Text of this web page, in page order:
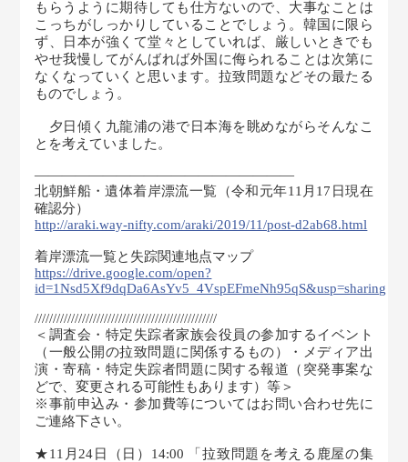
もらうように期待しても仕方ないので、大事なことは
こっちがしっかりしていることでしょう。韓国に限ら
ず、日本が強くて堂々としていれば、厳しいときでも
やせ我慢してがんばれば外国に侮られることは次第に
なくなっていくと思います。拉致問題などその最たる
ものでしょう。
夕日傾く九龍浦の港で日本海を眺めながらそんなこ
とを考えていました。
———————――――――――――――
北朝鮮船・遺体着岸漂流一覧（令和元年11月17日現在
確認分）
http://araki.way-nifty.com/araki/2019/11/post-d2ab68.html
着岸漂流一覧と失踪関連地点マップ
https://drive.google.com/open?
id=1Nsd5Xf9dqDa6AsYv5_4VspEFmeNh95qS&usp=sharing
//////////////////////////////////////////////////
＜調査会・特定失踪者家族会役員の参加するイベント
（一般公開の拉致問題に関係するもの）・メディア出
演・寄稿・特定失踪者問題に関する報道（突発事案な
どで、変更される可能性もあります）等＞
※事前申込み・参加費等についてはお問い合わせ先に
ご連絡下さい。
★11月24日（日）14:00 「拉致問題を考える鹿屋の集